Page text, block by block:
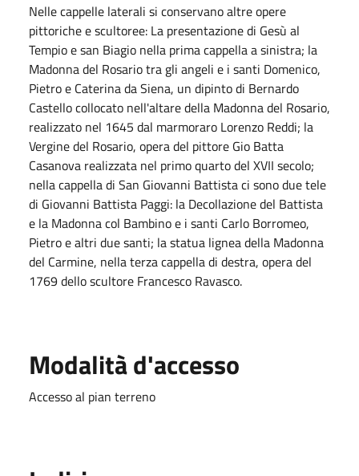
Nelle cappelle laterali si conservano altre opere
pittoriche e scultoree: La presentazione di Gesù al
Tempio e san Biagio nella prima cappella a sinistra; la
Madonna del Rosario tra gli angeli e i santi Domenico,
Pietro e Caterina da Siena, un dipinto di Bernardo
Castello collocato nell'altare della Madonna del Rosario,
realizzato nel 1645 dal marmoraro Lorenzo Reddi; la
Vergine del Rosario, opera del pittore Gio Batta
Casanova realizzata nel primo quarto del XVII secolo;
nella cappella di San Giovanni Battista ci sono due tele
di Giovanni Battista Paggi: la Decollazione del Battista
e la Madonna col Bambino e i santi Carlo Borromeo,
Pietro e altri due santi; la statua lignea della Madonna
del Carmine, nella terza cappella di destra, opera del
1769 dello scultore Francesco Ravasco.
Modalità d'accesso
Accesso al pian terreno